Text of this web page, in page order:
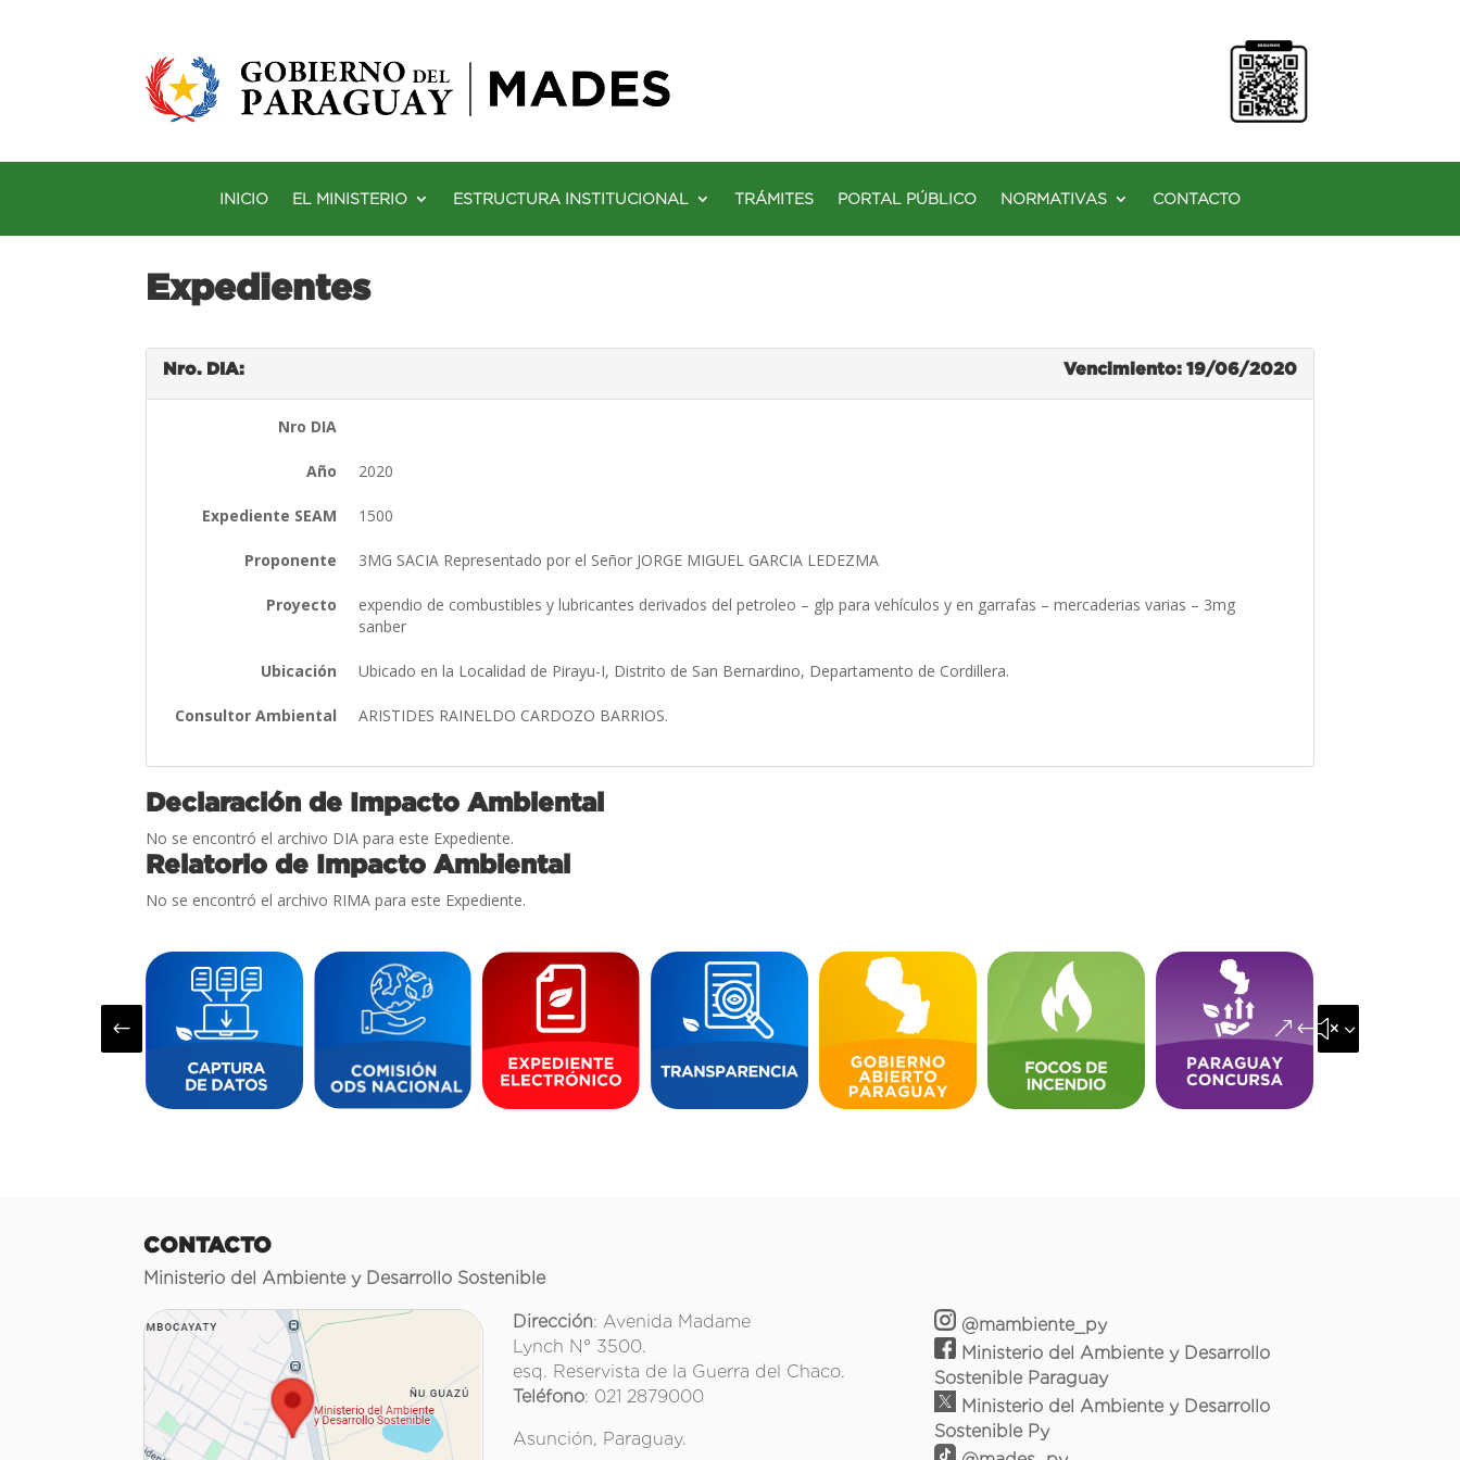
INICIO EL MINISTERIO ESTRUCTURA INSTITUCIONAL TRÁMITES PORTAL PÚBLICO NORMATIVAS CONTACTO
Expedientes
Nro. DIA: Vencimiento: 19/06/2020
Nro DIA
Año 2020
Expediente SEAM 1500
Proponente 3MG SACIA Representado por el Señor JORGE MIGUEL GARCIA LEDEZMA
Proyecto
expendio de combustibles y lubricantes derivados del petroleo – glp para vehículos y en garrafas – mercaderias varias – 3mg
sanber
Ubicación Ubicado en la Localidad de Pirayu-I, Distrito de San Bernardino, Departamento de Cordillera.
Consultor Ambiental ARISTIDES RAINELDO CARDOZO BARRIOS.
Declaración de Impacto Ambiental
No se encontró el archivo DIA para este Expediente.
Relatorio de Impacto Ambiental
No se encontró el archivo RIMA para este Expediente.
# &#x35;
CONTACTO
Ministerio del Ambiente y Desarrollo Sostenible
Dirección: Avenida Madame
Lynch N° 3500.
esq. Reservista de la Guerra del Chaco.
Teléfono: 021 2879000
Asunción, Paraguay.
@mambiente_py
Ministerio del Ambiente y Desarrollo
Sostenible Paraguay
Ministerio del Ambiente y Desarrollo
Sostenible Py